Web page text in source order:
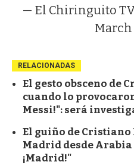
— El Chiringuito
March
RELACIONADAS
El gesto obsceno de
cuando lo
Messi!": será
El guiño de Cristiano
Madrid desde Arabia
¡Madrid!"